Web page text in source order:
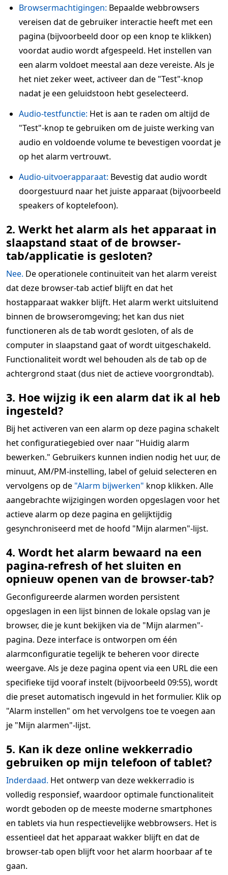
Browsermachtigingen: Bepaalde webbrowsers
vereisen dat de gebruiker interactie heeft met een
pagina (bijvoorbeeld door op een knop te klikken)
voordat audio wordt afgespeeld. Het instellen van
een alarm voldoet meestal aan deze vereiste. Als je
het niet zeker weet, activeer dan de "Test"-knop
nadat je een geluidstoon hebt geselecteerd.
Audio-testfunctie: Het is aan te raden om altijd de
"Test"-knop te gebruiken om de juiste werking van
audio en voldoende volume te bevestigen voordat je
op het alarm vertrouwt.
Audio-uitvoerapparaat: Bevestig dat audio wordt
doorgestuurd naar het juiste apparaat (bijvoorbeeld
speakers of koptelefoon).
2. Werkt het alarm als het apparaat in
slaapstand staat of de browser-
tab/applicatie is gesloten?
Nee. De operationele continuïteit van het alarm vereist
dat deze browser-tab actief blijft en dat het
hostapparaat wakker blijft. Het alarm werkt uitsluitend
binnen de browseromgeving; het kan dus niet
functioneren als de tab wordt gesloten, of als de
computer in slaapstand gaat of wordt uitgeschakeld.
Functionaliteit wordt wel behouden als de tab op de
achtergrond staat (dus niet de actieve voorgrondtab).
3. Hoe wijzig ik een alarm dat ik al heb
ingesteld?
Bij het activeren van een alarm op deze pagina schakelt
het configuratiegebied over naar "Huidig alarm
bewerken." Gebruikers kunnen indien nodig het uur, de
minuut, AM/PM-instelling, label of geluid selecteren en
vervolgens op de "Alarm bijwerken" knop klikken. Alle
aangebrachte wijzigingen worden opgeslagen voor het
actieve alarm op deze pagina en gelijktijdig
gesynchroniseerd met de hoofd "Mijn alarmen"-lijst.
4. Wordt het alarm bewaard na een
pagina-refresh of het sluiten en
opnieuw openen van de browser-tab?
Geconfigureerde alarmen worden persistent
opgeslagen in een lijst binnen de lokale opslag van je
browser, die je kunt bekijken via de "Mijn alarmen"-
pagina. Deze interface is ontworpen om één
alarmconfiguratie tegelijk te beheren voor directe
weergave. Als je deze pagina opent via een URL die een
specifieke tijd vooraf instelt (bijvoorbeeld 09:55), wordt
die preset automatisch ingevuld in het formulier. Klik op
"Alarm instellen" om het vervolgens toe te voegen aan
je "Mijn alarmen"-lijst.
5. Kan ik deze online wekkerradio
gebruiken op mijn telefoon of tablet?
Inderdaad. Het ontwerp van deze wekkerradio is
volledig responsief, waardoor optimale functionaliteit
wordt geboden op de meeste moderne smartphones
en tablets via hun respectievelijke webbrowsers. Het is
essentieel dat het apparaat wakker blijft en dat de
browser-tab open blijft voor het alarm hoorbaar af te
gaan.